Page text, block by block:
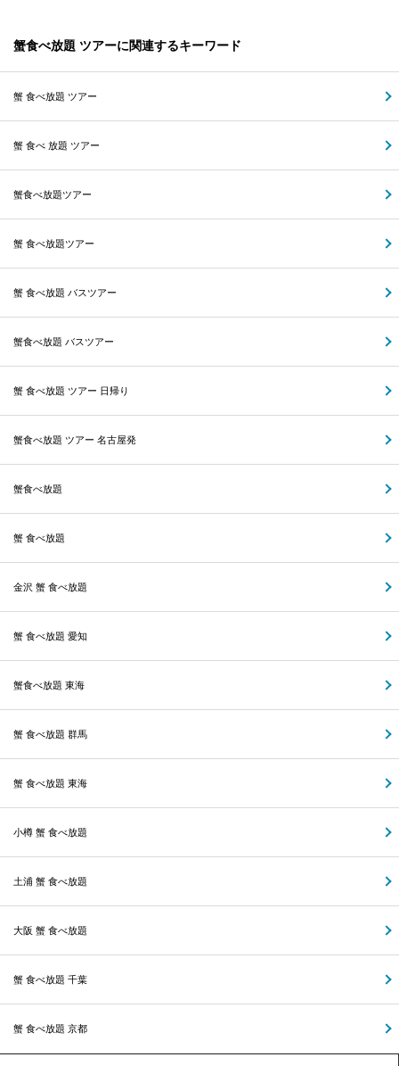
蟹食べ放題 ツアーに関連するキーワード
蟹 食べ放題 ツアー
蟹 食べ 放題 ツアー
蟹食べ放題ツアー
蟹 食べ放題ツアー
蟹 食べ放題 バスツアー
蟹食べ放題 バスツアー
蟹 食べ放題 ツアー 日帰り
蟹食べ放題 ツアー 名古屋発
蟹食べ放題
蟹 食べ放題
金沢 蟹 食べ放題
蟹 食べ放題 愛知
蟹食べ放題 東海
蟹 食べ放題 群馬
蟹 食べ放題 東海
小樽 蟹 食べ放題
土浦 蟹 食べ放題
大阪 蟹 食べ放題
蟹 食べ放題 千葉
蟹 食べ放題 京都